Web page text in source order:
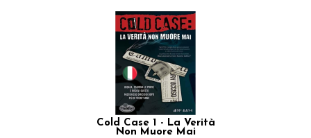
Cold Case 1 - La Verità
Non Muore Mai